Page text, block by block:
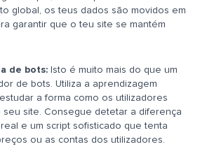
global, os teus dados são movidos em
garantir que o teu site se mantém
de bots: Isto é muito mais do que um
de bots. Utiliza a aprendizagem
a forma como os utilizadores
seu site. Consegue detetar a diferença
e um script sofisticado que tenta
ou as contas dos utilizadores.